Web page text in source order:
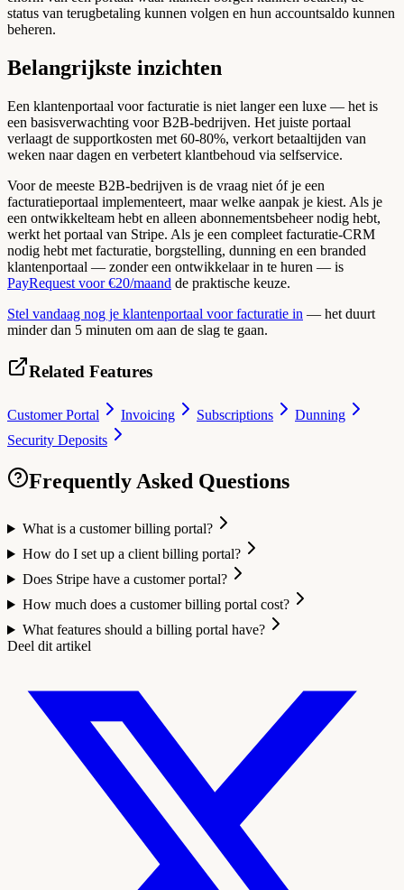
status van terugbetaling kunnen volgen en hun accountsaldo kunnen
beheren.
Belangrijkste inzichten
Een klantenportaal voor facturatie is niet langer een luxe — het is
een basisverwachting voor B2B-bedrijven. Het juiste portaal
verlaagt de supportkosten met 60-80%, verkort betaaltijden van
weken naar dagen en verbetert klantbehoud via selfservice.
Voor de meeste B2B-bedrijven is de vraag niet óf je een
facturatieportaal implementeert, maar welke aanpak je kiest. Als je
een ontwikkelteam hebt en alleen abonnementsbeheer nodig hebt,
werkt het portaal van Stripe. Als je een compleet facturatie-CRM
nodig hebt met facturatie, borgstelling, dunning en een branded
klantenportaal — zonder een ontwikkelaar in te huren — is
PayRequest voor €20/maand de praktische keuze.
Stel vandaag nog je klantenportaal voor facturatie in — het duurt
minder dan 5 minuten om aan de slag te gaan.
Related Features
Customer Portal Invoicing Subscriptions
Dunning
Security Deposits
Frequently Asked Questions
What is a customer billing portal?
How do I set up a client billing portal?
Does Stripe have a customer portal?
How much does a customer billing portal cost?
What features should a billing portal have?
Deel dit artikel